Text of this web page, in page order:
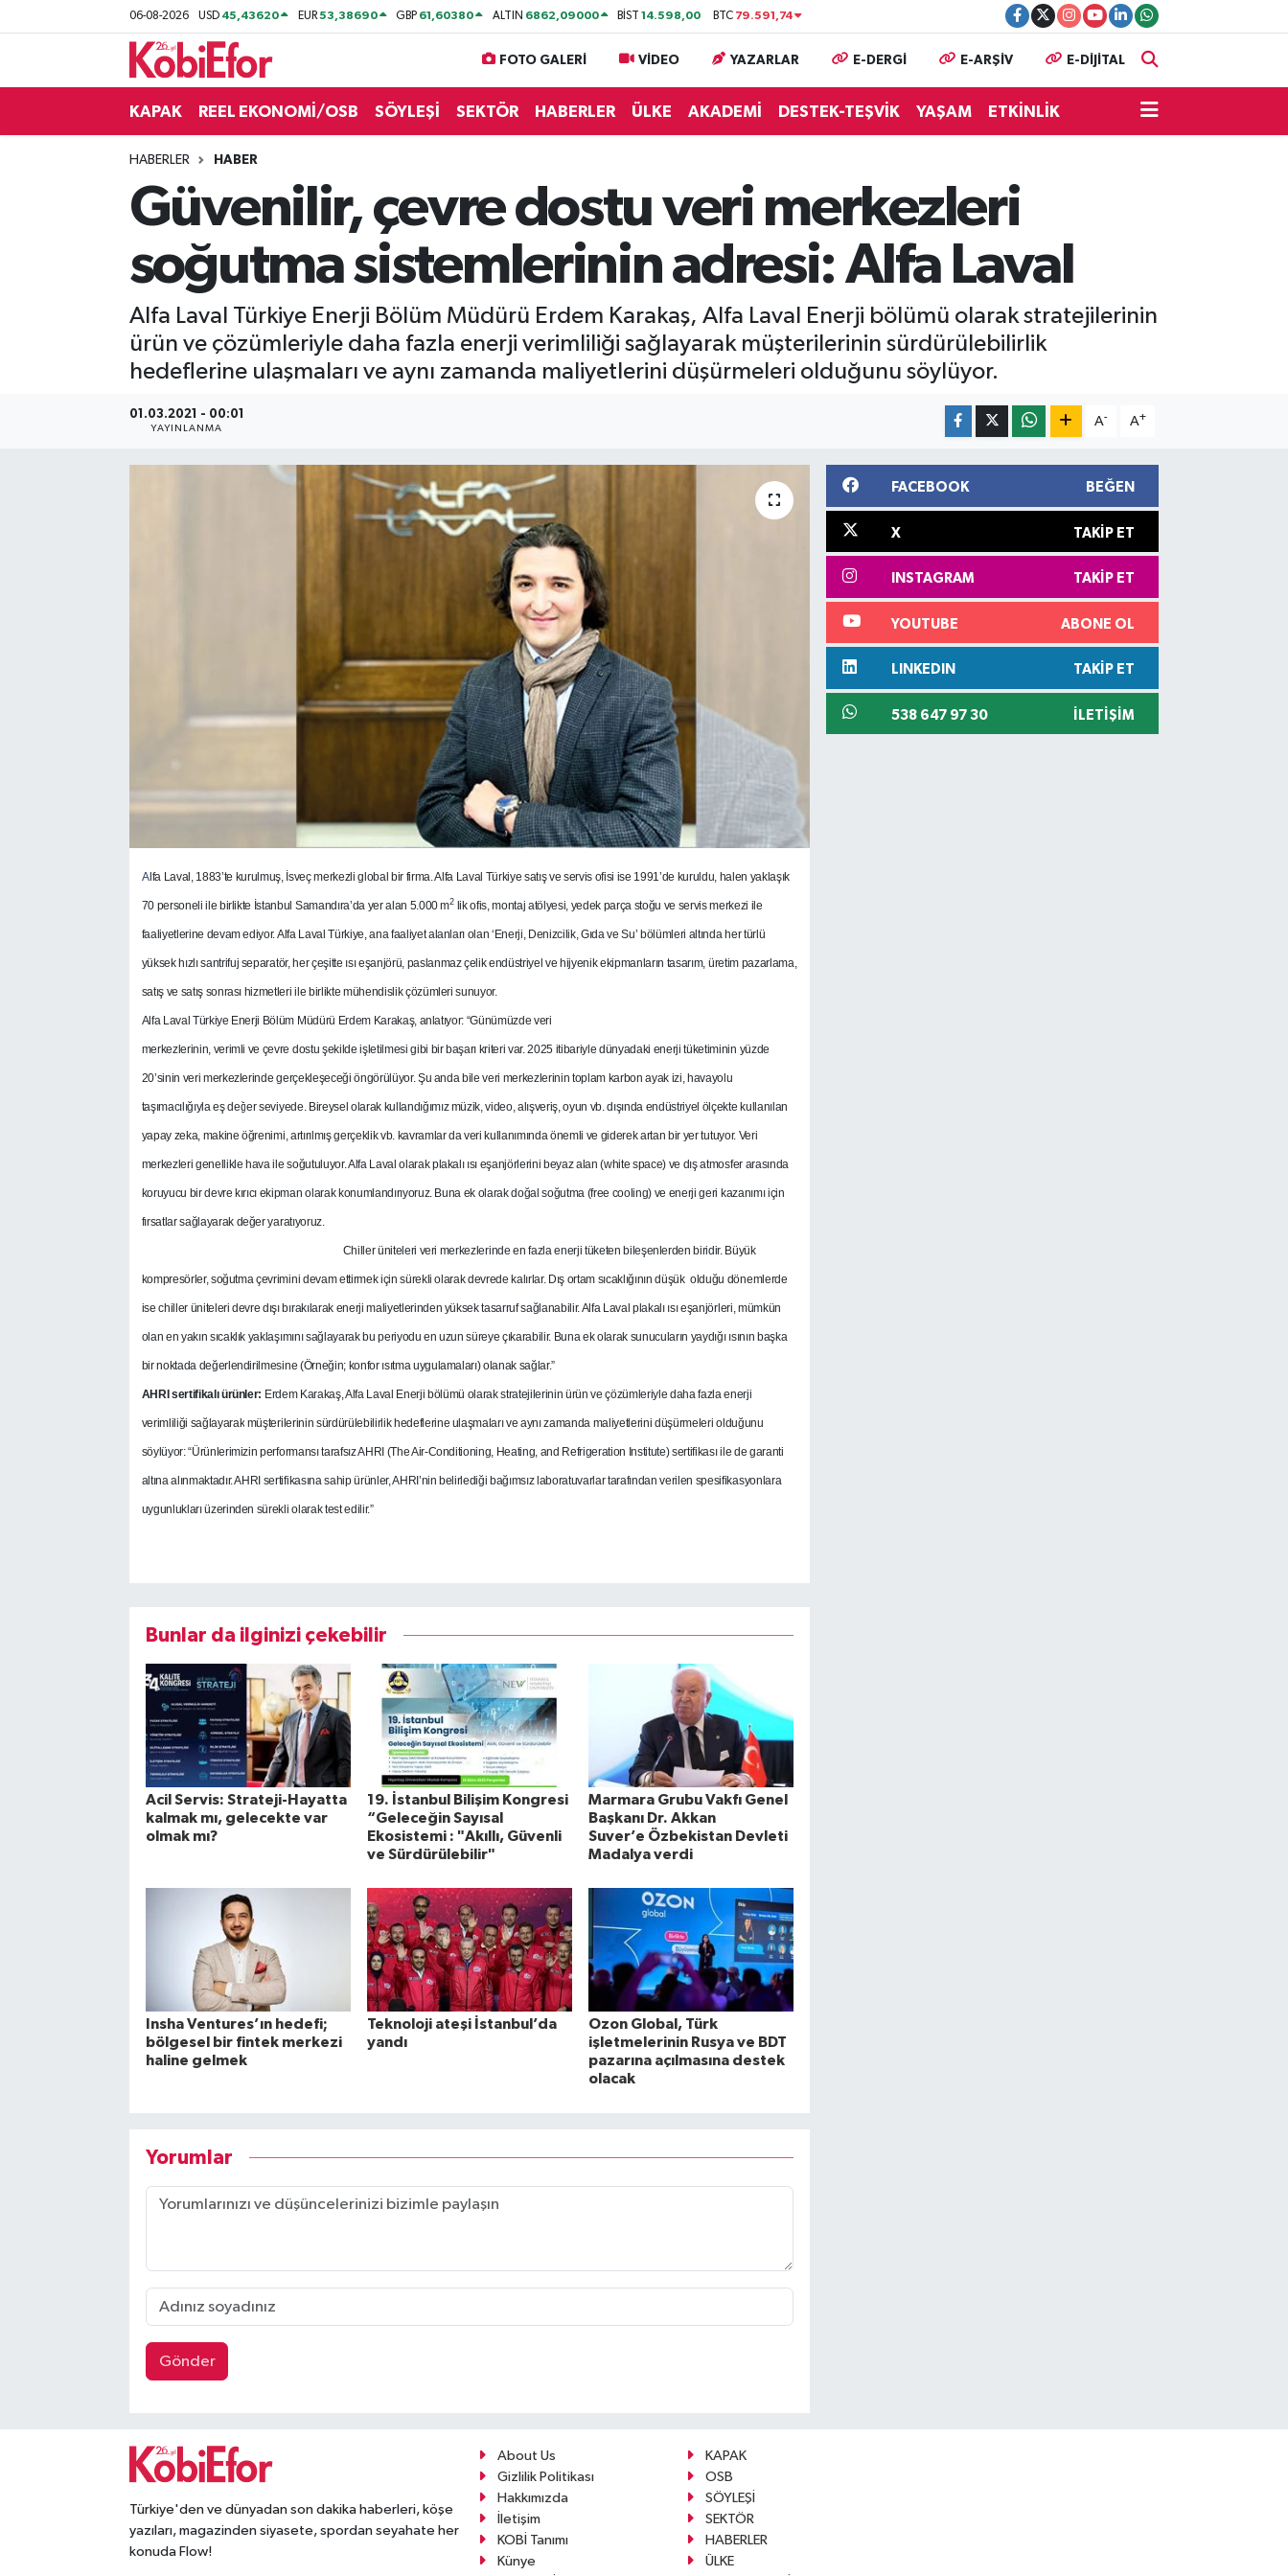
06-08-2026 USD 45,43620 EUR53,38690 GBP 61,60380 ALTIN 6862,09000 BİST14.598,00 BTC 79.591,74
FOTO GALERİ VİDEO YAZARLAR E-DERGİ E-ARŞİV E-DİJİTAL
KAPAK REEL EKONOMİ/OSB SÖYLEŞİ SEKTÖR HABERLER ÜLKE AKADEMİ DESTEK-TEŞVİK YAŞAM ETKİNLİK
HABERLER HABER
Güvenilir, çevre dostu veri merkezleri
soğutma sistemlerinin adresi: Alfa Laval
Alfa Laval Türkiye Enerji Bölüm Müdürü Erdem Karakaş, Alfa Laval Enerji bölümü olarak stratejilerinin
ürün ve çözümleriyle daha fazla enerji verimliliği sağlayarak müşterilerinin sürdürülebilirlik
hedeflerine ulaşmaları ve aynı zamanda maliyetlerini düşürmeleri olduğunu söylüyor.
01.03.2021 - 00:01
YAYINLANMA
A- A+
Alfa Laval, 1883’te kurulmuş, İsveç merkezli global bir firma. Alfa Laval Türkiye satış ve servis ofisi ise 1991’de kuruldu, halen yaklaşık
70 personeli ile birlikte İstanbul Samandıra’da yer alan 5.000 m2lik ofis, montaj atölyesi, yedek parça stoğu ve servis merkezi ile
faaliyetlerine devam ediyor. Alfa Laval Türkiye, ana faaliyet alanları olan ‘Enerji, Denizcilik, Gıda ve Su’ bölümleri altında her türlü
yüksek hızlı santrifuj separatör, her çeşitte ısı eşanjörü, paslanmaz çelik endüstriyel ve hijyenik ekipmanların tasarım, üretim pazarlama,
satış ve satış sonrası hizmetleri ile birlikte mühendislik çözümleri sunuyor.
Alfa Laval Türkiye Enerji Bölüm Müdürü Erdem Karakaş, anlatıyor: “Günümüzde veri
merkezlerinin, verimli ve çevre dostu şekilde işletilmesi gibi bir başarı kriteri var. 2025 itibariyle dünyadaki enerji tüketiminin yüzde
20’sinin veri merkezlerinde gerçekleşeceği öngörülüyor. Şu anda bile veri merkezlerinin toplam karbon ayak izi, havayolu
taşımacılığıyla eş değer seviyede. Bireysel olarak kullandığımız müzik, video, alışveriş, oyun vb. dışında endüstriyel ölçekte kullanılan
yapay zeka, makine öğrenimi, artırılmış gerçeklik vb. kavramlar da veri kullanımında önemli ve giderek artan bir yer tutuyor. Veri
merkezleri genellikle hava ile soğutuluyor. Alfa Laval olarak plakalı ısı eşanjörlerini beyaz alan (white space) ve dış atmosfer arasında
koruyucu bir devre kırıcı ekipman olarak konumlandırıyoruz. Buna ek olarak doğal soğutma (free cooling) ve enerji geri kazanımı için
fırsatlar sağlayarak değer yaratıyoruz.
Chiller üniteleri veri merkezlerinde en fazla enerji tüketen bileşenlerden biridir. Büyük
kompresörler, soğutma çevrimini devam ettirmek için sürekli olarak devrede kalırlar. Dış ortam sıcaklığının düşük olduğu dönemlerde
ise chiller üniteleri devre dışı bırakılarak enerji maliyetlerinden yüksek tasarruf sağlanabilir. Alfa Laval plakalı ısı eşanjörleri, mümkün
olan en yakın sıcaklık yaklaşımını sağlayarak bu periyodu en uzun süreye çıkarabilir. Buna ek olarak sunucuların yaydığı ısının başka
bir noktada değerlendirilmesine (Örneğin; konfor ısıtma uygulamaları) olanak sağlar.”
AHRI sertifikalı ürünler: Erdem Karakaş, Alfa Laval Enerji bölümü olarak stratejilerinin ürün ve çözümleriyle daha fazla enerji
verimliliği sağlayarak müşterilerinin sürdürülebilirlik hedeflerine ulaşmaları ve aynı zamanda maliyetlerini düşürmeleri olduğunu
söylüyor: “Ürünlerimizin performansı tarafsız AHRI (The Air-Conditioning, Heating, and Refrigeration Institute) sertifikası ile de garanti
altına alınmaktadır. AHRI sertifikasına sahip ürünler, AHRI’nin belirlediği bağımsız laboratuvarlar tarafından verilen spesifikasyonlara
uygunlukları üzerinden sürekli olarak test edilir.”
Bunlar da ilginizi çekebilir
Acil Servis: Strateji-Hayatta
kalmak mı, gelecekte var
olmak mı?
19. İstanbul Bilişim Kongresi
“Geleceğin Sayısal
Ekosistemi : "Akıllı, Güvenli
ve Sürdürülebilir"
Marmara Grubu Vakfı Genel
Başkanı Dr. Akkan
Suver’e Özbekistan Devleti
Madalya verdi
Insha Ventures’ın hedefi;
bölgesel bir fintek merkezi
haline gelmek
Teknoloji ateşi İstanbul’da
yandı
Ozon Global, Türk
işletmelerinin Rusya ve BDT
pazarına açılmasına destek
olacak
Yorumlar
Gönder
FACEBOOK BEĞEN
X TAKIP ET
INSTAGRAM TAKIP ET
YOUTUBE ABONE OL
LINKEDIN TAKIP ET
538 647 97 30 İLETIŞIM
Türkiye'den ve dünyadan son dakika haberleri, köşe
yazıları, magazinden siyasete, spordan seyahate her
konuda Flow!
About Us
KAPAK
Gizlilik Politikası
OSB
Hakkımızda
SÖYLEŞİ
İletişim
SEKTÖR
KOBİ Tanımı
HABERLER
Künye
ÜLKE
BİLİŞİM PANO
HABERLER